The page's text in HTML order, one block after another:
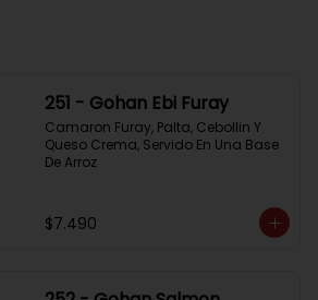
251 - Gohan Ebi Furay
Camaron Furay, Palta, Cebollin Y
Queso Crema, Servido En Una Base
De Arroz
$7.490